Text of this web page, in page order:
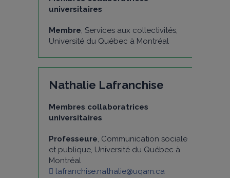
universitaires
Membre, Services aux collectivités,
Université du Québec à Montréal
Nathalie Lafranchise
Membres collaboratrices
universitaires
Professeure, Communication sociale
et publique, Université du Québec à
Montréal
lafranchise.nathalie@uqam.ca